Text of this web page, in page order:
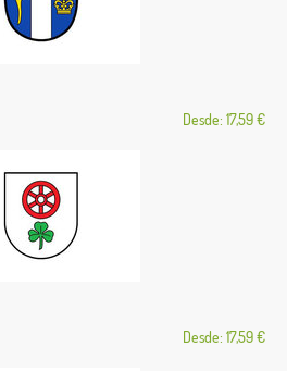
Desde: 17,59 €
Desde: 17,59 €